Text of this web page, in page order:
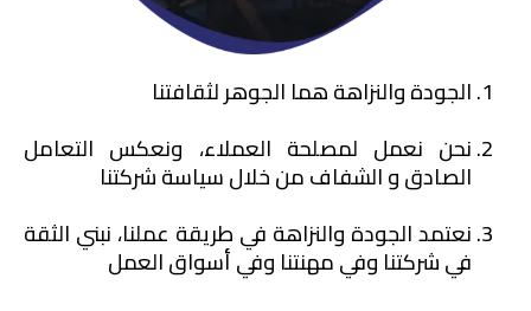
الجودة والنزاهة هما الجوهر لثقافتنا
نحن نعمل لمصلحة العملاء، ونعكس التعامل
الصادق و الشفاف من خلال سياسة شركتنا
نعتمد الجودة والنزاهة في طريقة عملنا، نبني الثقة
في شركتنا وفي مهنتنا وفي أسواق العمل